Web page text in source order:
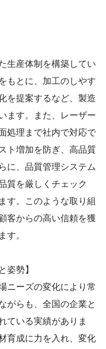
生産体制を構築してい
もとに、加工のしやす
を提案するなど、製造
ます。また、レーザー
処理まで社内で対応で
ト増加を防ぎ、高品質
に、品質管理システム
質を厳しくチェック
す。このような取り組
客からの高い信頼を獲
す。
姿勢】
ニーズの変化により常
がらも、全国の企業と
ている実績がありま
育成に力を入れ、変化